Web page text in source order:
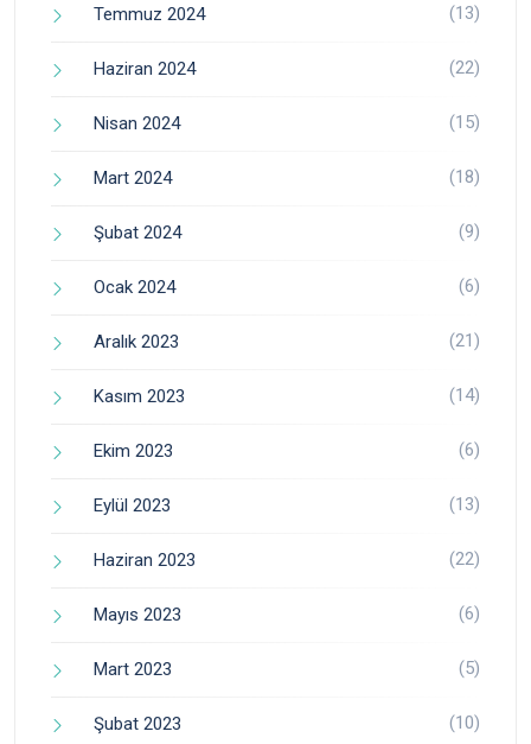
Temmuz 2024 (13)
Haziran 2024 (22)
Nisan 2024 (15)
Mart 2024 (18)
Şubat 2024 (9)
Ocak 2024 (6)
Aralık 2023 (21)
Kasım 2023 (14)
Ekim 2023 (6)
Eylül 2023 (13)
Haziran 2023 (22)
Mayıs 2023 (6)
Mart 2023 (5)
Şubat 2023 (10)